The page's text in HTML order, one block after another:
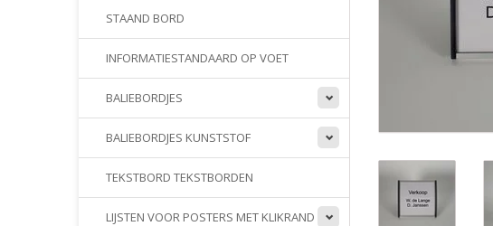
STAAND BORD
INFORMATIESTANDAARD OP VOET
BALIEBORDJES
BALIEBORDJES KUNSTSTOF
TEKSTBORD TEKSTBORDEN
LIJSTEN VOOR POSTERS MET KLIKRAND